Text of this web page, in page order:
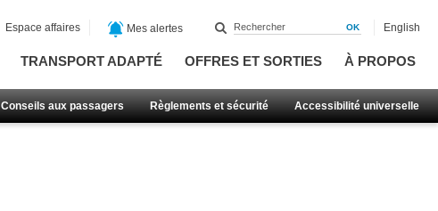
TRANSPORT ADAPTÉ OFFRES ET SORTIES À PROPOS
Conseils aux passagers Règlements et sécurité Accessibilité universelle
Espace affaires Mes alertes English